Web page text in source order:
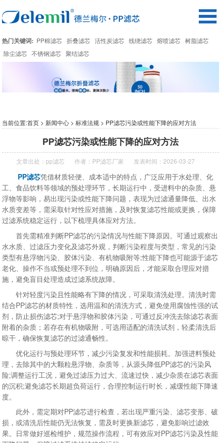
热门关键词: PP棉滤芯 折叠滤芯 活性炭滤芯 线绕滤芯 熔喷滤芯 树脂滤芯
除尘滤芯 不锈钢滤芯 聚结滤芯
当前位置:首页 >新闻中心 >标准法规 > PP滤芯污染或性能下降的应对方法
PP滤芯污染或性能下降的应对方法
文章出处： pp滤芯 作者： PP滤芯厂家 发表时间：2026-03-27
PP滤芯凭借材质轻便、成本适中的特点，广泛应用于水处理、化
工、食品饮料等领域的预处理环节，长期运行中，受进料中的杂质、悬
浮物等影响，易出现污染或性能下降问题，表现为过滤通量降低、出水
水质变差等，需采取针对性应对措施，及时恢复滤芯性能或更换，保障
过滤系统稳定运行，以下梳理具体应对方法。
首先需精准判断PP滤芯的污染情况与性能下降原因。可通过观察出
水水质、过滤压力变化及滤芯外观，判断污染程度与类型，常见的污染
类型有悬浮物污染、胶体污染、有机物吸附等;性能下降也可能源于滤芯
老化、操作不当或预处理不到位，明确原因后，才能采取合理应对措
施，避免盲目处理造成过滤系统故障。
针对轻度污染且性能略有下降的情况，可采取清洗处理。清洗时需
结合PP滤芯的材质特性，选用温和的清洗方式，避免使用腐蚀性强的试
剂，防止损伤滤芯;对于悬浮物和胶体污染，可通过反冲洗去除滤芯表面
附着的杂质；若存在有机物吸附，可选用适配的清洗试剂，轻柔清洗后
晾干，确保恢复滤芯的过滤通畅性。
优化运行与预处理环节，减少污染复发和性能损耗。加强进料预处
理，去除其中的大颗粒悬浮物、杂质等，从源头降低PP滤芯的污染风
险;调整运行工况，避免过滤压力过大、流速过快，减少杂质在滤芯表面
的沉积;避免滤芯长期超负荷运行，合理控制运行时长，减缓性能下降速
度。
此外，需定期对PP滤芯进行检查，若出现严重污染、滤芯变形、破
损，或清洗后性能仍无法恢复，需及时更换新滤芯，避免影响过滤效
果。日常做好巡检维护，规范操作流程，可有效应对PP滤芯污染及性能